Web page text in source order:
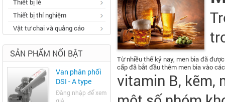
Thiết bị lẻ
Thiết bị thí nghiệm
Vật tư chai và quảng cáo
SẢN PHẨM NỔI BẬT
Van phân phối
DSI - A type
Đăng nhập để xem
Từ nhiều thế kỷ nay, men bia đã
cấp đã bắt đầu thêm men bia vào
vitamin B, kẽm,